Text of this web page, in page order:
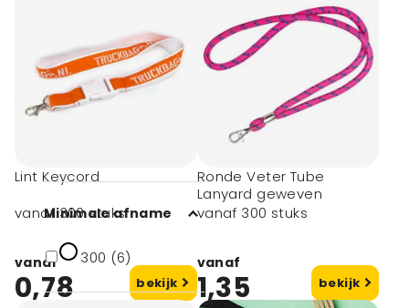
2 kleuren (2)
3 kleuren (2)
Minimale afname
300 (6)
Lint Keycord
vanaf 300 stuks
vanaf
0,78 bekijk
Ronde Veter Tube
Lanyard geweven
vanaf 300 stuks
vanaf
1,35 bekijk